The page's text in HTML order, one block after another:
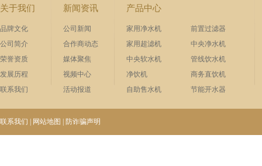
关于我们
品牌文化
公司简介
荣誉资质
发展历程
联系我们
新闻资讯
公司新闻
合作商动态
媒体聚焦
视频中心
活动报道
产品中心
家用净水机
前置过滤器
家用超滤机
中央净水机
中央软水机
管线饮水机
净饮机
商务直饮机
自助售水机
节能开水器
联系我们 网站地图 防诈骗声明